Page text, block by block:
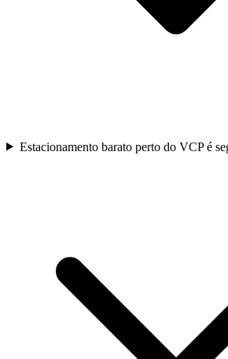
Estacionamento barato perto do VCP é